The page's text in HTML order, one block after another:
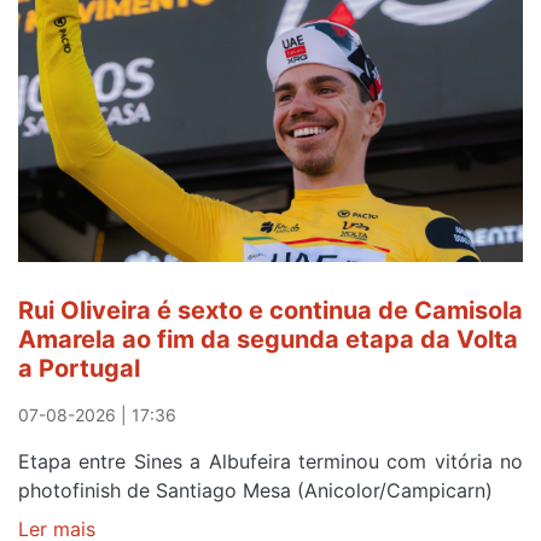
a
ser
do
gaiense
Rui
Oliveira
após
quinto
lugar
Beja
e
Elvas
Rui Oliveira é sexto e continua de Camisola
Amarela ao fim da segunda etapa da Volta
a Portugal
07-08-2026 | 17:36
Etapa entre Sines a Albufeira terminou com vitória no
photofinish de Santiago Mesa (Anicolor/Campicarn)
Ler mais